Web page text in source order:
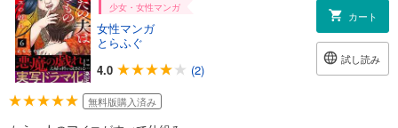
少女・女性マンガ
女性マンガ
とらふぐ
4.0
(2)
カート
試し読み
無料版購入済み